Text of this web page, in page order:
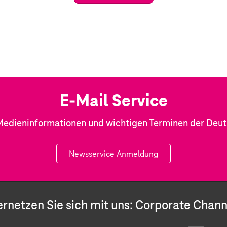
E-Mail Service
und wichtigen Terminen der
Newsservice Anmeldung
Sie sich mit uns: Corporate